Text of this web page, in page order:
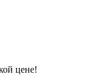
цене!